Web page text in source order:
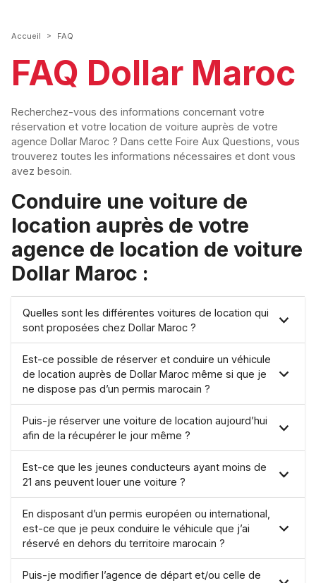
Accueil > FAQ
FAQ Dollar Maroc
Recherchez-vous des informations concernant votre
réservation et votre location de voiture auprès de votre
agence Dollar Maroc ? Dans cette Foire Aux Questions, vous
trouverez toutes les informations nécessaires et dont vous
avez besoin.
Conduire une voiture de
location auprès de votre
agence de location de voiture
Dollar Maroc :
Quelles sont les différentes voitures de location qui
sont proposées chez Dollar Maroc ?
Est-ce possible de réserver et conduire un véhicule
de location auprès de Dollar Maroc même si que je
ne dispose pas d’un permis marocain ?
Puis-je réserver une voiture de location aujourd’hui
afin de la récupérer le jour même ?
Est-ce que les jeunes conducteurs ayant moins de
21 ans peuvent louer une voiture ?
En disposant d’un permis européen ou international,
est-ce que je peux conduire le véhicule que j’ai
réservé en dehors du territoire marocain ?
Puis-je modifier l’agence de départ et/ou celle de